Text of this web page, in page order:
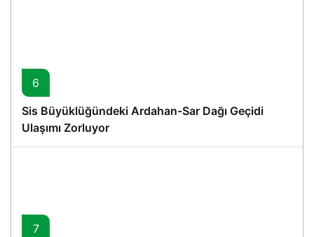
6
Sis Büyüklüğündeki Ardahan-Sar Dağı Geçidi
Ulaşımı Zorluyor
7